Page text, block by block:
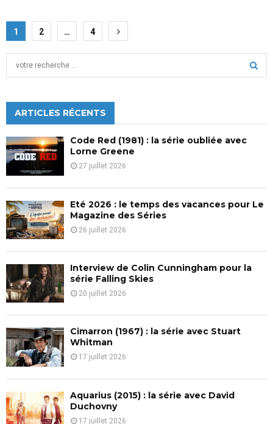
Pagination
des
publications
1 2 … 4
h
f
o
r
:
C
ARTICLES RÉCENTS
Code Red (1981) : la série oubliée avec
Lorne Greene
27 juillet 2026
Eté 2026 : le temps des vacances pour Le
Magazine des Séries
26 juillet 2026
Interview de Colin Cunningham pour la
série Falling Skies
20 juillet 2026
Cimarron (1967) : la série avec Stuart
Whitman
17 juillet 2026
Aquarius (2015) : la série avec David
Duchovny
17 juillet 2026